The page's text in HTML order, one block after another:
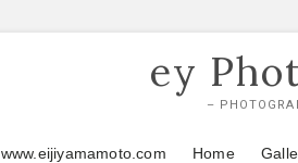
ey
–
www.eijiyamamoto.com Home